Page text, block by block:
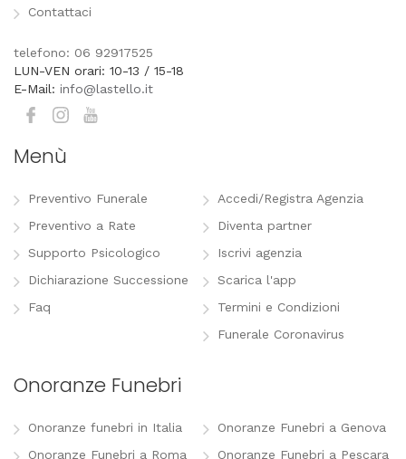
Contattaci
telefono: 06 92917525
LUN-VEN orari: 10-13 / 15-18
E-Mail: info@lastello.it
Menù
Preventivo Funerale
Preventivo a Rate
Supporto Psicologico
Dichiarazione Successione
Faq
Accedi/Registra Agenzia
Diventa partner
Iscrivi agenzia
Scarica l'app
Termini e Condizioni
Funerale Coronavirus
Onoranze Funebri
Onoranze funebri in Italia
Onoranze Funebri a Roma
Onoranze Funebri a Genova
Onoranze Funebri a Pescara